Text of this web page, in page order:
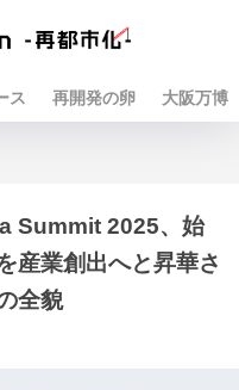
ス 再開発の卵 大阪万博
Summit 2025、始
産業創出へと昇華さ
全貌